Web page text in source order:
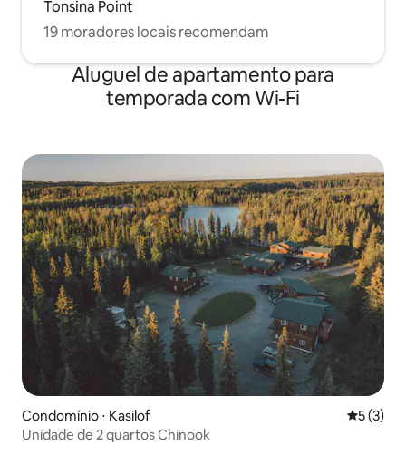
Tonsina Point
19 moradores locais recomendam
Aluguel de apartamento para
temporada com Wi-Fi
Condomínio ⋅ Kasilof 5 de
5 (3)
Unidade de 2 quartos Chinook